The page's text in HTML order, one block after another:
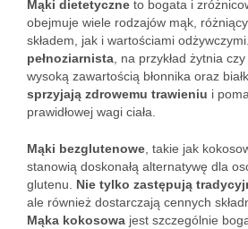
Mąki dietetyczne to bogata i
obejmuje wiele rodzajów mąk,
składem, jak i wartościami odżywczymi.
pełnoziarnista , na przykład żytnia
wysoką zawartością błonnika oraz
sprzyjają zdrowemu trawieniu i
prawidłowej wagi ciała.
Mąki bezglutenowe , takie jak
stanowią doskonałą alternatywę dla
glutenu. Nie tylko zastępują
ale również dostarczają cennych
Mąka kokosowa jest szczególnie